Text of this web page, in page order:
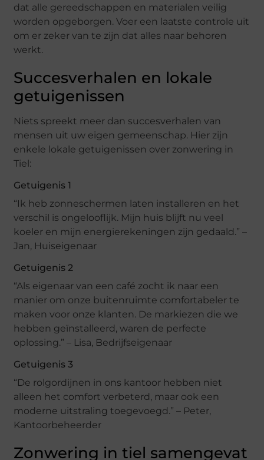
dat alle gereedschappen en materialen veilig
worden opgeborgen. Voer een laatste controle uit
om er zeker van te zijn dat alles naar behoren
werkt.
Succesverhalen en lokale
getuigenissen
Niets spreekt meer dan succesverhalen van
mensen uit uw eigen gemeenschap. Hier zijn
enkele lokale getuigenissen over zonwering in
Tiel:
Getuigenis 1
“Ik heb zonneschermen laten installeren en het
verschil is ongelooflijk. Mijn huis blijft nu veel
koeler en mijn energierekeningen zijn gedaald.” –
Jan, Huiseigenaar
Getuigenis 2
“Als eigenaar van een café zocht ik naar een
manier om onze buitenruimte comfortabeler te
maken voor onze klanten. De markiezen die we
hebben geïnstalleerd, waren de perfecte
oplossing.” – Lisa, Bedrijfseigenaar
Getuigenis 3
“De rolgordijnen in ons kantoor hebben niet
alleen het comfort verbeterd, maar ook een
moderne uitstraling toegevoegd.” – Peter,
Kantoorbeheerder
Zonwering in tiel samengevat